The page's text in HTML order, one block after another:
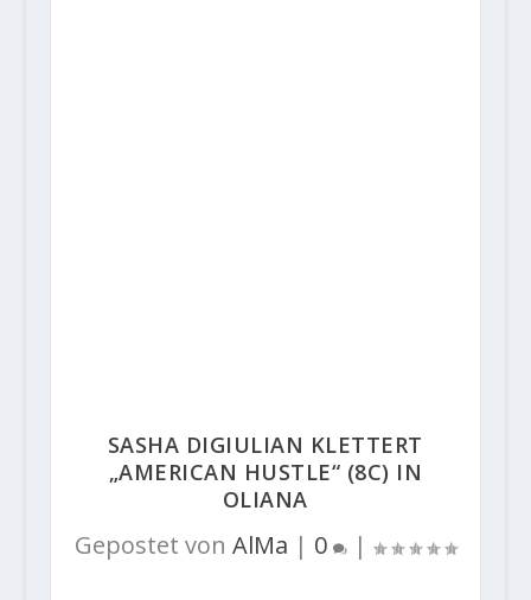
SASHA DIGIULIAN KLETTERT
„AMERICAN HUSTLE“ (8C) IN
OLIANA
Gepostet von AlMa | 0 |